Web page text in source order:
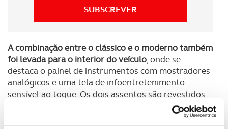
SUBSCREVER
A combinação entre o clássico e o moderno também
foi levada para o interior do veículo, onde se
destaca o painel de instrumentos com mostradores
analógicos e uma tela de infoentretenimento
sensível ao toque. Os dois assentos são revestidos
em couro, detalhes que confirmam o status deste